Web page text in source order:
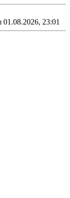
01.08.2026, 23:01